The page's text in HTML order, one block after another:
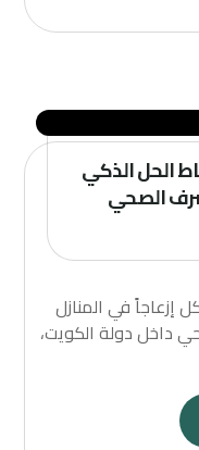
الحل الذكي
الصحي
إزعاجاً في المنازل
داخل دولة الكويت،